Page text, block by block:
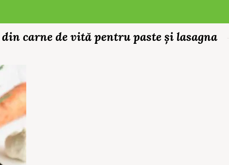
din carne de vită pentru paste și lasagna